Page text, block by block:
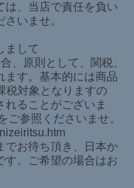
は、当店で責任を負い
いませ。
まして
、原則として、関税、
ます。基本的には商品
税対象となりますの
ることがございま
ご参照くださいませ。
でお待ち頂き、日本か
す。ご希望の場合はお